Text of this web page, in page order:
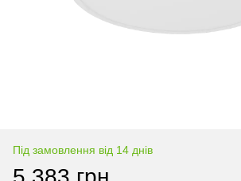
Під замовлення від 14 днів